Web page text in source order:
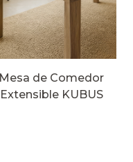
Mesa de Comedor
Extensible KUBUS